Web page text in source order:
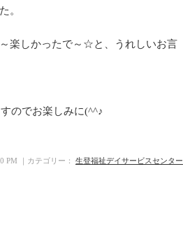
。
楽しかったで～☆と、うれしいお言
のでお楽しみに(^^♪
｜カテゴリー： 生登福祉デイサービスセンター